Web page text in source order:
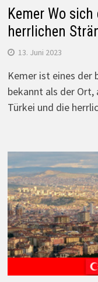
Kemer Wo
herrlichen
13. Juni 2023
Kemer ist eines der
bekannt als der
Türkei und die